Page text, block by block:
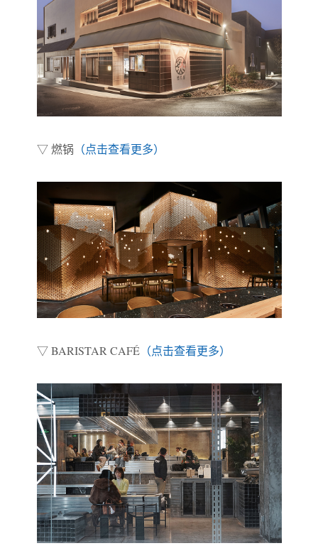
▽ 燃锅 （点击查看更多）
▽ BARISTAR CAFÉ（点击查看更多）